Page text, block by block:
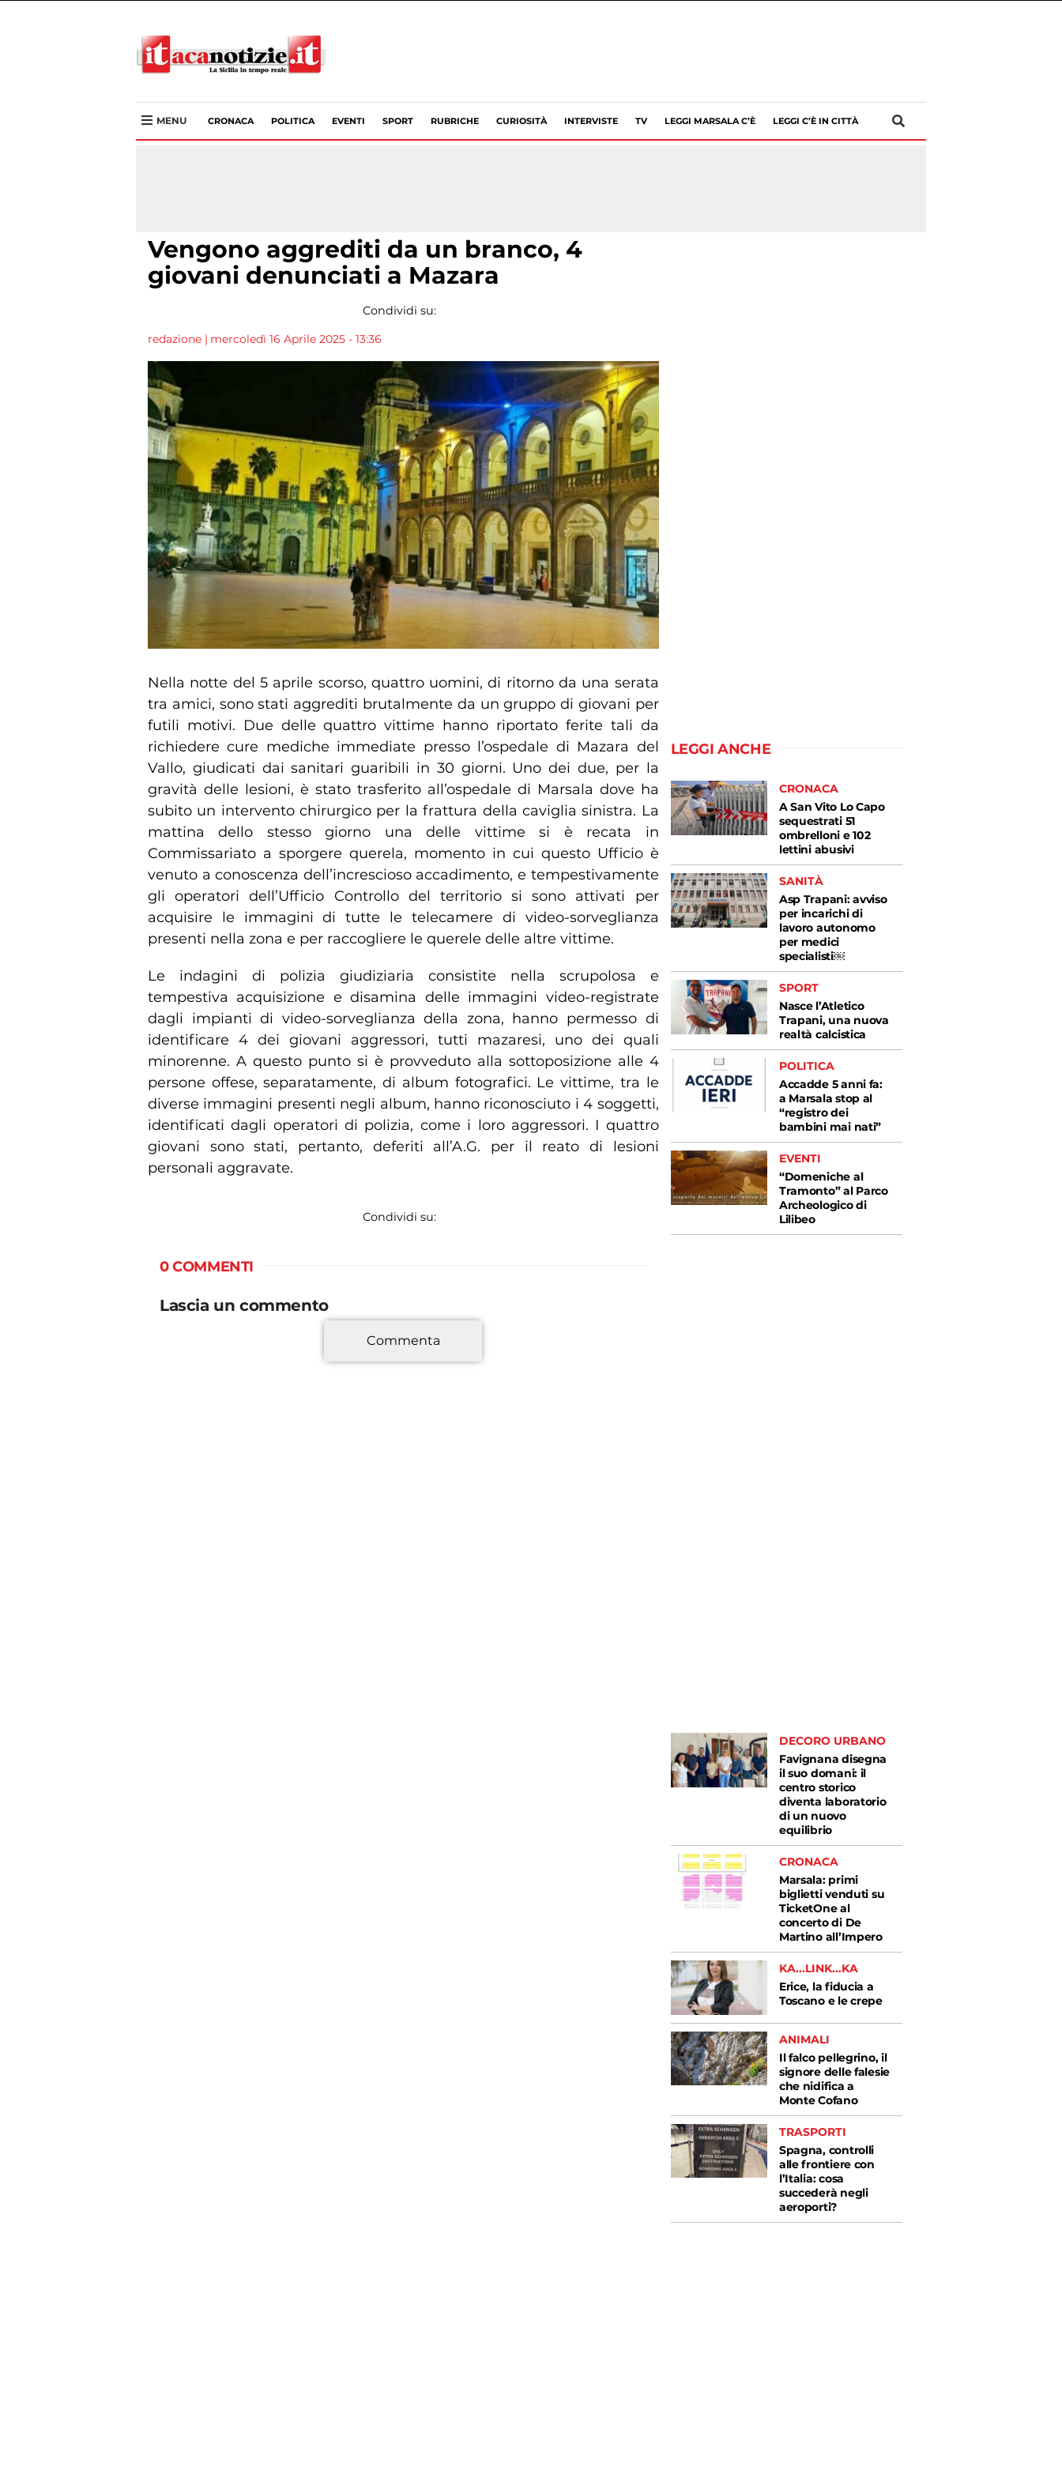
MENU CRONACA POLITICA EVENTI SPORT RUBRICHE CURIOSITÀ INTERVISTE TV LEGGI MARSALA C’È LEGGI C’È IN CITTÀ
Vengono aggrediti da un branco, 4
giovani denunciati a Mazara
Condividi su:
redazione | mercoledì 16 Aprile 2025 - 13:36
Nella notte del 5 aprile scorso, quattro uomini, di ritorno da una serata
tra amici, sono stati aggrediti brutalmente da un gruppo di giovani per
futili motivi. Due delle quattro vittime hanno riportato ferite tali da
richiedere cure mediche immediate presso l’ospedale di Mazara del
Vallo, giudicati dai sanitari guaribili in 30 giorni. Uno dei due, per la
gravità delle lesioni, è stato trasferito all’ospedale di Marsala dove ha
subito un intervento chirurgico per la frattura della caviglia sinistra. La
mattina dello stesso giorno una delle vittime si è recata in
Commissariato a sporgere querela, momento in cui questo Ufficio è
venuto a conoscenza dell’increscioso accadimento, e tempestivamente
gli operatori dell’Ufficio Controllo del territorio si sono attivati per
acquisire le immagini di tutte le telecamere di video-sorveglianza
presenti nella zona e per raccogliere le querele delle altre vittime.
Le indagini di polizia giudiziaria consistite nella scrupolosa e
tempestiva acquisizione e disamina delle immagini video-registrate
dagli impianti di video-sorveglianza della zona, hanno permesso di
identificare 4 dei giovani aggressori, tutti mazaresi, uno dei quali
minorenne. A questo punto si è provveduto alla sottoposizione alle 4
persone offese, separatamente, di album fotografici. Le vittime, tra le
diverse immagini presenti negli album, hanno riconosciuto i 4 soggetti,
identificati dagli operatori di polizia, come i loro aggressori. I quattro
giovani sono stati, pertanto, deferiti all’A.G. per il reato di lesioni
personali aggravate.
Condividi su:
0 COMMENTI
Lascia un commento
Commenta
LEGGI ANCHE
CRONACA
A San Vito Lo Capo
sequestrati 51
ombrelloni e 102
lettini abusivi
SANITÀ
Asp Trapani: avviso
per incarichi di
lavoro autonomo
per medici
specialisti￼
SPORT
Nasce l’Atletico
Trapani, una nuova
realtà calcistica
POLITICA
Accadde 5 anni fa:
a Marsala stop al
“registro dei
bambini mai nati”
EVENTI
“Domeniche al
Tramonto” al Parco
Archeologico di
Lilibeo
DECORO URBANO
Favignana disegna
il suo domani: il
centro storico
diventa laboratorio
di un nuovo
equilibrio
CRONACA
Marsala: primi
biglietti venduti su
TicketOne al
concerto di De
Martino all’Impero
KA...LINK...KA
Erice, la fiducia a
Toscano e le crepe
ANIMALI
Il falco pellegrino, il
signore delle falesie
che nidifica a
Monte Cofano
TRASPORTI
Spagna, controlli
alle frontiere con
l’Italia: cosa
succederà negli
aeroporti?